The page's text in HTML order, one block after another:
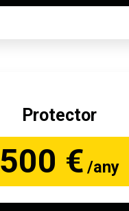
Protector
500 € /any